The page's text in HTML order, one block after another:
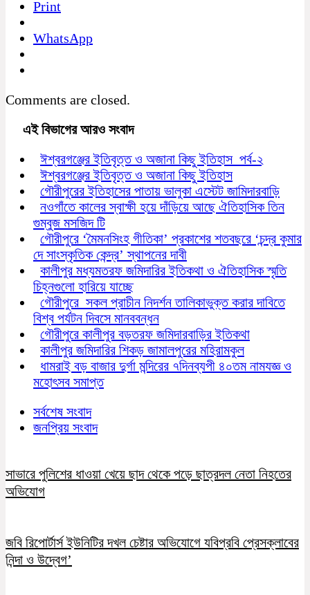
Print
WhatsApp
Comments are closed.
এই বিভাগের আরও সংবাদ
ঈশ্বরগঞ্জের ইতিবৃত্ত ও অজানা কিছু ইতিহাস পর্ব-২
ঈশ্বরগঞ্জের ইতিবৃত্ত ও অজানা কিছু ইতিহাস
গৌরীপুরের ইতিহাসের পাতায় ভালুকা এস্টেট জামিদারবাড়ি
নওগাঁতে কালের স্বাক্ষী হয়ে দাঁড়িয়ে আছে ঐতিহাসিক তিন
গুম্বুজ মসজিদ টি
গৌরীপুরে ‘মৈমনসিংহ গীতিকা’ প্রকাশের শতবছরে ‘চন্দ্র কুমার
দে সাংস্কৃতিক কেন্দ্র’ স্থাপনের দাবী
কালীপুর মধ্যমতরফ জমিদারির ইতিকথা ও ঐতিহাসিক স্মৃতি
চিহ্নগুলো হারিয়ে যাচ্ছে
গৌরীপুরে সকল প্রাচীন নিদর্শন তালিকাভুক্ত করার দাবিতে
বিশ্ব পর্যটন দিবসে মানববন্ধন
গৌরীপুরে কালীপুর বড়তরফ জমিদারবাড়ির ইতিকথা
কালীপুর জমিদারির শিকড় জামালপুরের মহিরামকুল
ধামরাই বড় বাজার দুর্গা মন্দিরের ৭দিনব্যপী ৪০তম নামযজ্ঞ ও
মহোৎসব সমাপ্ত
সর্বশেষ সংবাদ
জনপ্রিয় সংবাদ
সাভারে পুলিশের ধাওয়া খেয়ে ছাদ থেকে পড়ে ছাত্রদল নেতা নিহতের
অভিযোগ
জবি রিপোর্টার্স ইউনিটির দখল চেষ্টার অভিযোগে যবিপ্রবি প্রেসক্লাবের
নিন্দা ও উদ্বেগ’